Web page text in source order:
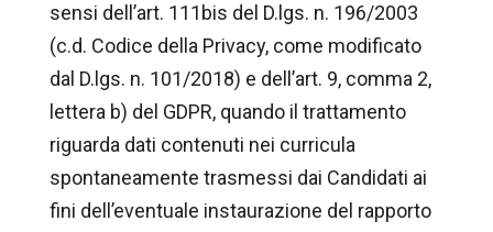
sensi dell’art. 111bis del D.lgs. n. 196/2003
(c.d. Codice della Privacy, come modificato
dal D.lgs. n. 101/2018) e dell’art. 9, comma 2,
lettera b) del GDPR, quando il trattamento
riguarda dati contenuti nei curricula
spontaneamente trasmessi dai Candidati ai
fini dell’eventuale instaurazione del rapporto